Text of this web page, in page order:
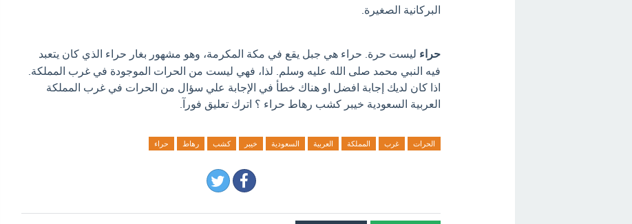
البركانية الصغيرة.
حراء ليست حرة. حراء هي جبل يقع في مكة المكرمة، وهو مشهور بغار حراء الذي كان يتعبد
فيه النبي محمد صلى الله عليه وسلم. لذا، فهي ليست من الحرات الموجودة في غرب المملكة.
اذا كان لديك إجابة افضل او هناك خطأ في الإجابة علي سؤال من الحرات في غرب المملكة
العربية السعودية خيبر كشب رهاط حراء ؟ اترك تعليق فورآ.
الحرات غرب المملكة العربية السعودية خيبر كشب رهاط حراء